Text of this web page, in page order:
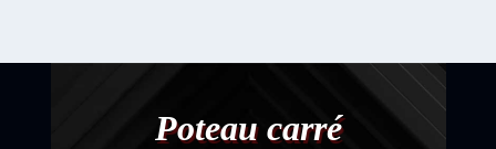
Poteau carré